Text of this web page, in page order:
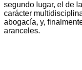
segundo lugar, el de
carácter
abogacía, y,
aranceles.